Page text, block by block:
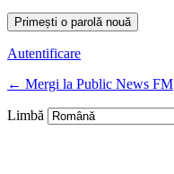
Autentificare
← Mergi la Public News FM
Limbă